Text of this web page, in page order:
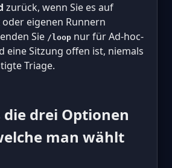
zurück, wenn Sie es auf
eigenen Runnern
Sie /loop nur für Ad-hoc-
eine Sitzung offen ist, niemals
Triage.
die drei Optionen
man wählt